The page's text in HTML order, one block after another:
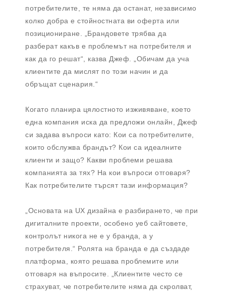
потребителите, те няма да останат, независимо
колко добра е стойностната ви оферта или
позициониране. „Брандовете трябва да
разберат какъв е проблемът на потребителя и
как да го решат“, казва Джеф. „Обичам да уча
клиентите да мислят по този начин и да
обръщат сценария.“
Когато планира цялостното изживяване, което
една компания иска да предложи онлайн, Джеф
си задава въпроси като: Кои са потребителите,
които обслужва брандът? Кои са идеалните
клиенти и защо? Какви проблеми решава
компанията за тях? На кои въпроси отговаря?
Как потребителите търсят тази информация?
„Основата на UX дизайна е разбирането, че при
дигиталните проекти, особено уеб сайтовете,
контролът никога не е у бранда, а у
потребителя.“ Ролята на бранда е да създаде
платформа, която решава проблемите или
отговаря на въпросите. „Клиентите често се
страхуват, че потребителите няма да скролват,